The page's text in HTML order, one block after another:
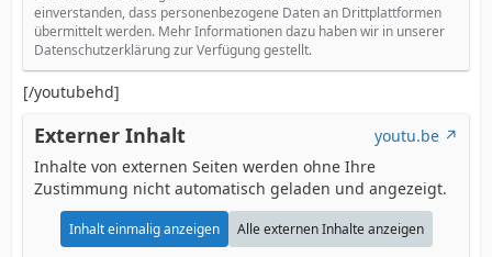
einverstanden, dass personenbezogene Daten an Drittplattformen
übermittelt werden. Mehr Informationen dazu haben wir in unserer
Datenschutzerklärung zur Verfügung gestellt.
[/youtubehd]
Externer Inhalt
youtu.be
Inhalte von externen Seiten werden ohne Ihre
Zustimmung nicht automatisch geladen und angezeigt.
Inhalt einmalig anzeigen Alle externen Inhalte anzeigen